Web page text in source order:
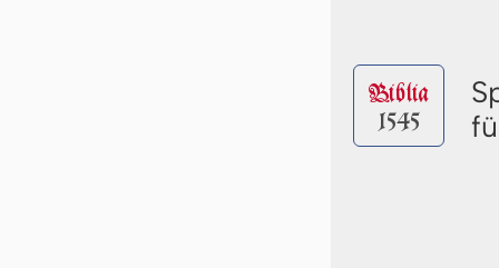
Biblia
1545